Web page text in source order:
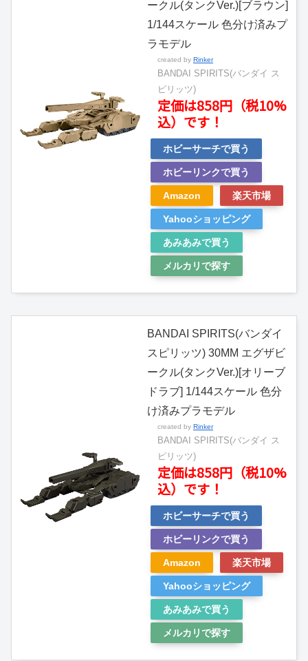
ークル(タンクVer.)[ブラウン]
1/144スケール 色分け済みプ
ラモデル
created by Rinker
BANDAI SPIRITS(バンダイ ス
ピリッツ)
定価は858円（税10%
込）です！
ホビーサーチで買う
ホビーリンクで買う
Amazon 楽天市場
Yahooショッピング
あみあみで買う
メルカリで探す
BANDAI SPIRITS(バンダイ
スピリッツ) 30MM エグザビ
ークル(タンクVer.)[オリーブ
ドラブ] 1/144スケール 色分
け済みプラモデル
created by Rinker
BANDAI SPIRITS(バンダイ ス
ピリッツ)
定価は858円（税10%
込）です！
ホビーサーチで買う
ホビーリンクで買う
Amazon 楽天市場
Yahooショッピング
あみあみで買う
メルカリで探す